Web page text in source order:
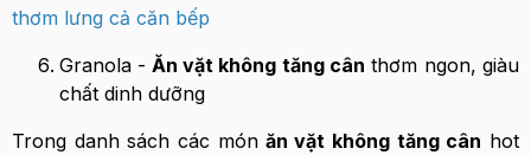
thơm lưng cả căn bếp
Granola - Ăn vặt không tăng cân thơm ngon, giàu
chất dinh dưỡng
Trong danh sách các mónăn vặt không tăng cân hot